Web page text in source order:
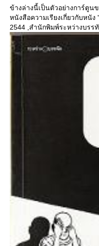
ข้างล่างนี้เป็นตัวอย่างการ์ตู
หนังสือความเรียงเกี่ยวกับหนั
2544 ,สำนักพิมพ์ระหว่างบรร